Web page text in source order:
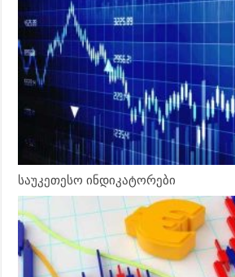
საუკეთესო ინდიკატორები